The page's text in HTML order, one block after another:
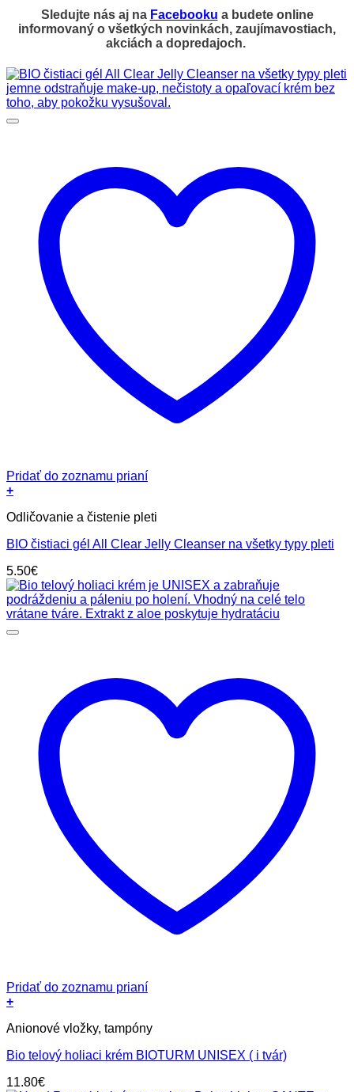
Sledujte nás aj na Facebooku a budete online
informovaný o všetkých novinkách, zaujímavostiach,
akciách a dopredajoch.
Pridať do zoznamu prianí
+
Odličovanie a čistenie pleti
BIO čistiaci gél All Clear Jelly Cleanser na všetky typy pleti
5.50€
Pridať do zoznamu prianí
+
Anionové vložky, tampóny
Bio telový holiaci krém BIOTURM UNISEX ( i tvár)
11.80€